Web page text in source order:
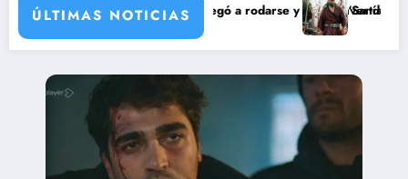
ÚLTIMAS NOTICIAS
María Castro
Ordóñez que nunca llegó a rodarse y que convertía a Isabel Pantoja
‘Sandokán’ tendrá